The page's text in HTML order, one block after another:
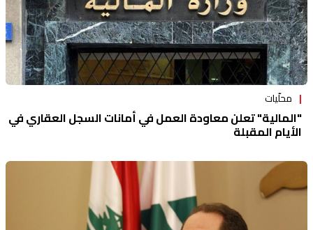
محلّيات
"المالية" تعلن معاودة العمل في أمانات السجل العقاري في
الأيام المقبلة